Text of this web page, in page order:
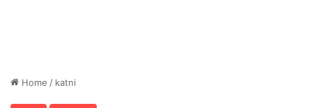
Home / katni